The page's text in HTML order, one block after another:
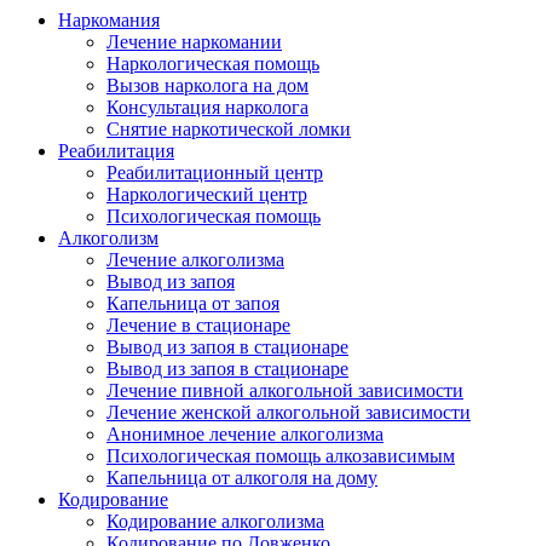
Наркомания
Лечение наркомании
Наркологическая помощь
Вызов нарколога на дом
Консультация нарколога
Снятие наркотической ломки
Реабилитация
Реабилитационный центр
Наркологический центр
Психологическая помощь
Алкоголизм
Лечение алкоголизма
Вывод из запоя
Капельница от запоя
Лечение в стационаре
Вывод из запоя в стационаре
Вывод из запоя в стационаре
Лечение пивной алкогольной зависимости
Лечение женской алкогольной зависимости
Анонимное лечение алкоголизма
Психологическая помощь алкозависимым
Капельница от алкоголя на дому
Кодирование
Кодирование алкоголизма